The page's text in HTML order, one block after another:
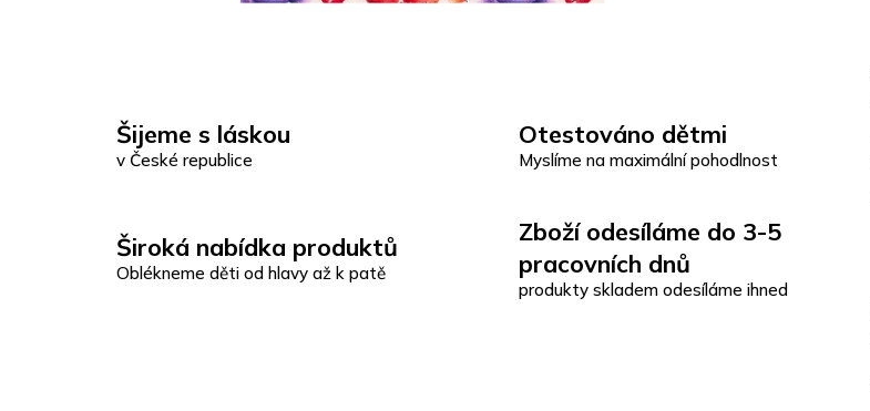
Šijeme s láskou
v České republice
Otestováno dětmi
Myslíme na maximální pohodlnost
Široká nabídka produktů
Oblékneme děti od hlavy až k patě
Zboží odesíláme do 3-5
pracovních dnů
produkty skladem odesíláme ihned